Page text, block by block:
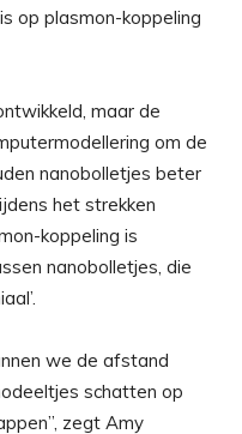
op plasmon-koppeling
maar de
om de
nanobolletjes beter
het strekken
koppeling is
nanobolletjes, die
we de afstand
schatten op
zegt Amy